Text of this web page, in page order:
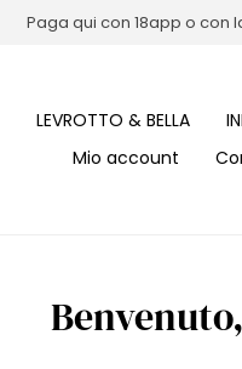
Paga qui con 18app o con
LEVROTTO & BELLA
Mio account